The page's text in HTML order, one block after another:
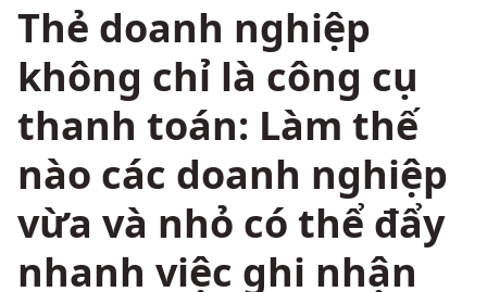
Thẻ doanh nghiệp
không chỉ là công cụ
thanh toán: Làm thế
nào các doanh nghiệp
vừa và nhỏ có thể đẩy
nhanh việc ghi nhận